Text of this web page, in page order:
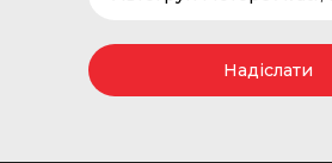
Надіслати